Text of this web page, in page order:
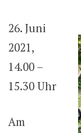
26. Juni
2021,
14.00 –
15.30 Uhr
Am